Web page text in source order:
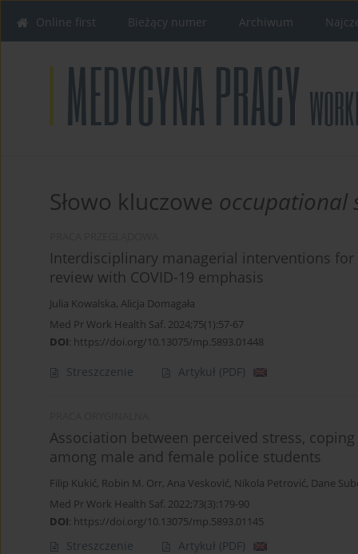
Online first Bieżący numer Archiwum
Słowo kluczowe occupational
Interdisciplinary managerial interventions for
review with COVID-19 emphasis
Julia Kowalska, Alicja Domagała
Med Pr Work Health Saf. 2024;75(1):57-67
DOI: https://doi.org/10.13075/mp.5893.01448
Streszczenie Artykuł (PDF)
Association between perceived stress,
among male and female police students
Filip Kukić, Robin M. Orr, Ana Vesković, Nikola Petrović, Dane
Med Pr Work Health Saf. 2022;73(3):179-90
DOI: https://doi.org/10.13075/mp.5893.01145
Streszczenie Artykuł (PDF)